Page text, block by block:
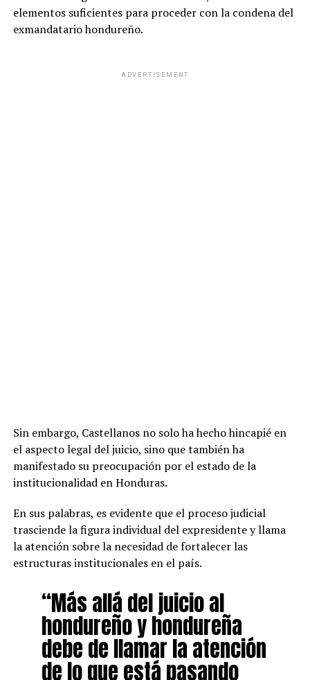
elementos suficientes para proceder con la condena del
exmandatario hondureño.
ADVERTISEMENT
Sin embargo, Castellanos no solo ha hecho hincapié en
el aspecto legal del juicio, sino que también ha
manifestado su preocupación por el estado de la
institucionalidad en Honduras.
En sus palabras, es evidente que el proceso judicial
trasciende la figura individual del expresidente y llama
la atención sobre la necesidad de fortalecer las
estructuras institucionales en el país.
“Más allá del juicio al
hondureño y hondureña
debe de llamar la atención
de lo que está pasando